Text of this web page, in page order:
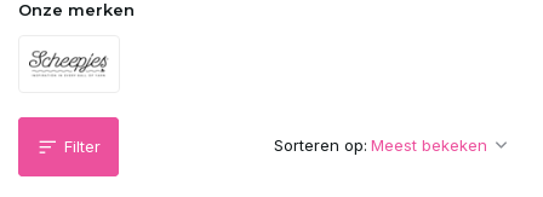
Onze merken
Filter Sorteren op: